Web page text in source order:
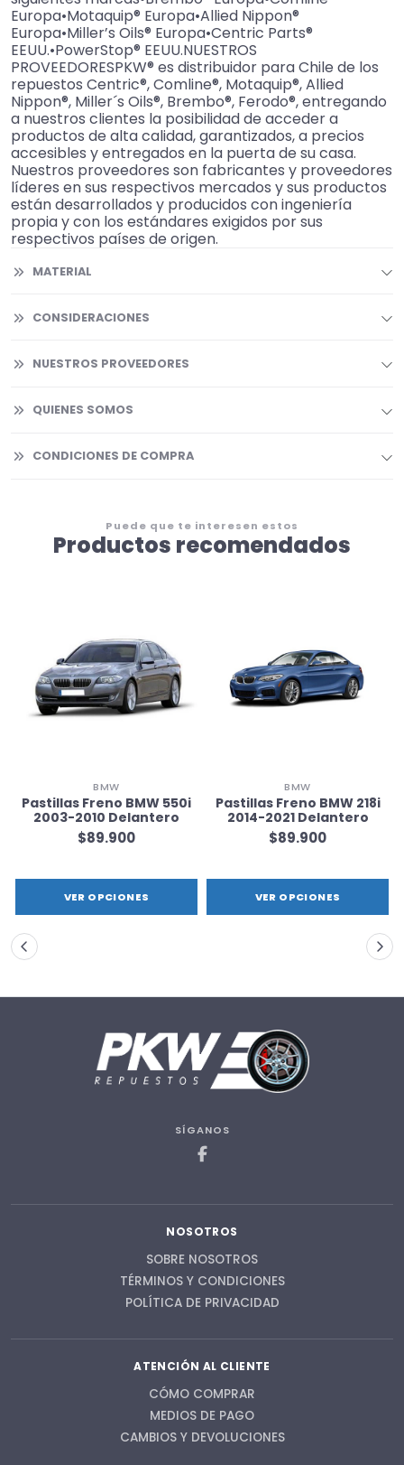
Europa•Motaquip® Europa•Allied Nippon®
Europa•Miller’s Oils® Europa•Centric Parts®
EEUU.•PowerStop® EEUU.NUESTROS
PROVEEDORESPKW® es distribuidor para Chile de los
repuestos Centric®, Comline®, Motaquip®, Allied
Nippon®, Miller´s Oils®, Brembo®, Ferodo®, entregando
a nuestros clientes la posibilidad de acceder a
productos de alta calidad, garantizados, a precios
accesibles y entregados en la puerta de su casa.
Nuestros proveedores son fabricantes y proveedores
líderes en sus respectivos mercados y sus productos
están desarrollados y producidos con ingeniería
propia y con los estándares exigidos por sus
respectivos países de origen.
MATERIAL
CONSIDERACIONES
NUESTROS PROVEEDORES
QUIENES SOMOS
CONDICIONES DE COMPRA
Puede que te interesen estos
Productos recomendados
BMW
Pastillas Freno BMW 550i
2003-2010 Delantero
$89.900
VER OPCIONES
BMW
Pastillas Freno BMW 218i
2014-2021 Delantero
$89.900
VER OPCIONES
SÍGANOS
NOSOTROS
SOBRE NOSOTROS
TÉRMINOS Y CONDICIONES
POLÍTICA DE PRIVACIDAD
ATENCIÓN AL CLIENTE
CÓMO COMPRAR
MEDIOS DE PAGO
CAMBIOS Y DEVOLUCIONES